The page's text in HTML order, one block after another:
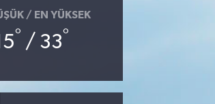
/ EN YÜKSEK
° / 33°